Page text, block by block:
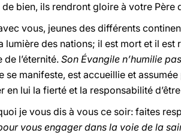
bien, ils rendront gloire à votre Père
vous, jeunes des différents
lumière des nations; il est mort et il
de l’éternité. Son Évangile n’humilie
se manifeste, est accueillie et
en lui la fierté et la responsabilité
je vous dis à vous ce soir: faites
vous engager dans la voie de la